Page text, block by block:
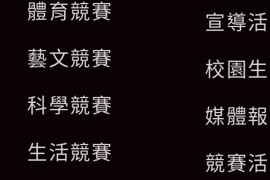
體育競賽
藝文競賽
科學競賽
生活競賽
宣導
校園
媒體
競賽